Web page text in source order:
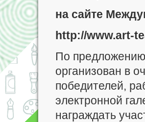
на сайте
http://www.art-
По предложению
организован в
победителей,
электронной
награждать